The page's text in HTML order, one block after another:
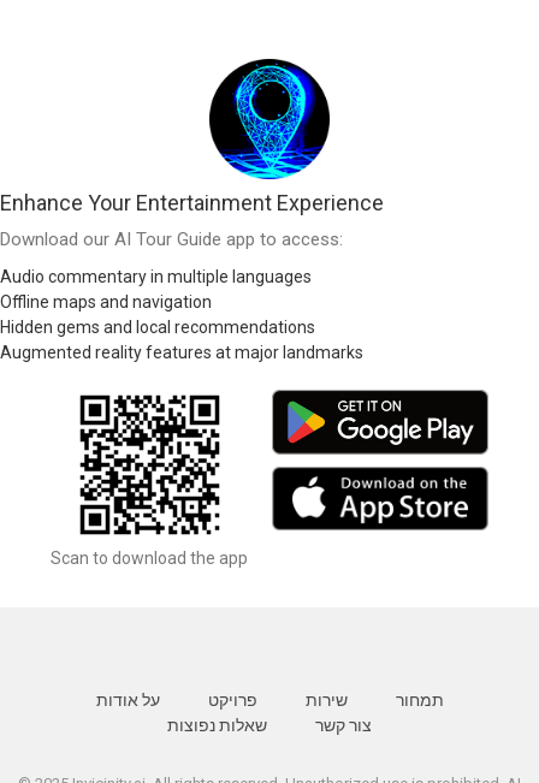
Enhance Your Entertainment Experience
Download our AI Tour Guide app to access:
Audio commentary in multiple languages
Offline maps and navigation
Hidden gems and local recommendations
Augmented reality features at major landmarks
Scan to download the app
על אודות פרויקט שירות
תמחור
שאלות נפוצות
צור קשר